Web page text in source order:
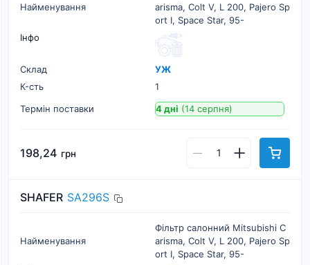
Найменування
arisma, Colt V, L 200, Pajero Sp
ort I, Space Star, 95-
Інфо
Склад
УЖ
К-cть
1
Термін поставки
4 дні (14 серпня)
198,24 грн
SHAFER SA296S
Найменування
Фільтр салонний Mitsubishi C
arisma, Colt V, L 200, Pajero Sp
ort I, Space Star, 95-